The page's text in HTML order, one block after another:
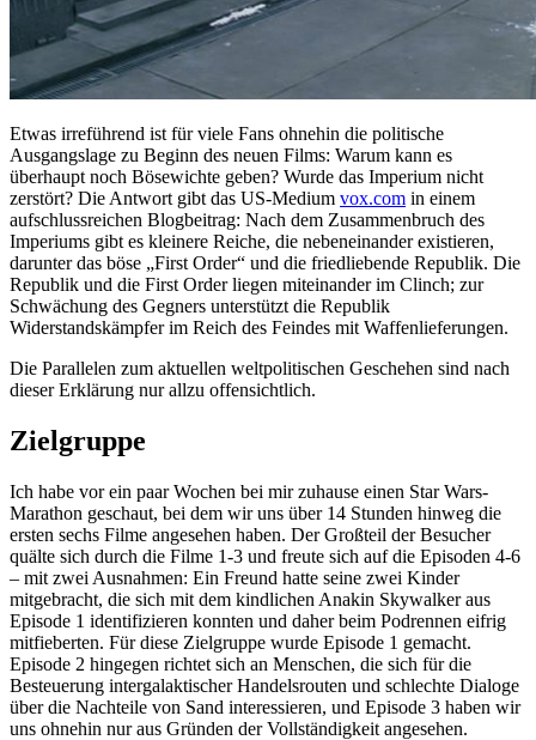
Etwas irreführend ist für viele Fans ohnehin die politische
Ausgangslage zu Beginn des neuen Films: Warum kann es
überhaupt noch Bösewichte geben? Wurde das Imperium nicht
zerstört? Die Antwort gibt das US-Medium vox.com in einem
aufschlussreichen Blogbeitrag: Nach dem Zusammenbruch des
Imperiums gibt es kleinere Reiche, die nebeneinander existieren,
darunter das böse „First Order“ und die friedliebende Republik. Die
Republik und die First Order liegen miteinander im Clinch; zur
Schwächung des Gegners unterstützt die Republik
Widerstandskämpfer im Reich des Feindes mit Waffenlieferungen.
Die Parallelen zum aktuellen weltpolitischen Geschehen sind nach
dieser Erklärung nur allzu offensichtlich.
Zielgruppe
Ich habe vor ein paar Wochen bei mir zuhause einen Star Wars-
Marathon geschaut, bei dem wir uns über 14 Stunden hinweg die
ersten sechs Filme angesehen haben. Der Großteil der Besucher
quälte sich durch die Filme 1-3 und freute sich auf die Episoden 4-6
– mit zwei Ausnahmen: Ein Freund hatte seine zwei Kinder
mitgebracht, die sich mit dem kindlichen Anakin Skywalker aus
Episode 1 identifizieren konnten und daher beim Podrennen eifrig
mitfieberten. Für diese Zielgruppe wurde Episode 1 gemacht.
Episode 2 hingegen richtet sich an Menschen, die sich für die
Besteuerung intergalaktischer Handelsrouten und schlechte Dialoge
über die Nachteile von Sand interessieren, und Episode 3 haben wir
uns ohnehin nur aus Gründen der Vollständigkeit angesehen.